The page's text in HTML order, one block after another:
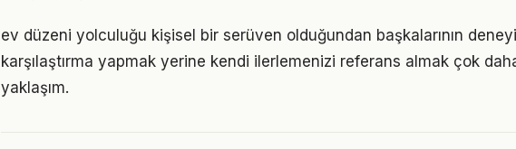
ev düzeni yolculuğu kişisel bir serüven olduğundan başkalarının
karşılaştırma yapmak yerine kendi ilerlemenizi referans almak çok
yaklaşım.